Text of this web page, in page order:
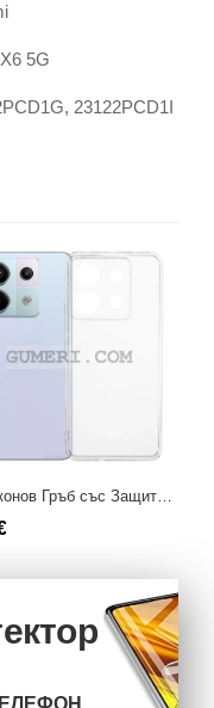
5G
23122PCD1I
Силиконов Гръб със Защита за Камерата за Xiaomi Poco X6 5G